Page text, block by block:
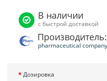
В наличии
с быстрой доставкой
pharmaceutical company
Дозировка